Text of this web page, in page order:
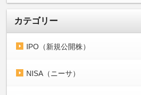
カテゴリー
IPO（新規公開株）
NISA（ニーサ）